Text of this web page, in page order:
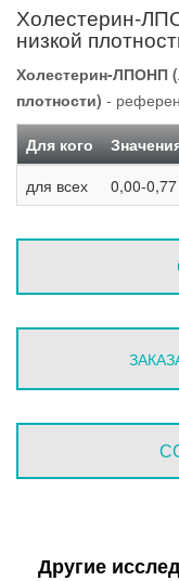
Холестерин-
низкой
Холестерин-ЛПОНП
плотности) -
Для кого
для всех
0,00-
Другие